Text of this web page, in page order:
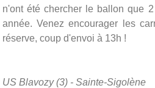
n'ont été chercher le ballon que
année. Venez encourager les
réserve, coup d'envoi à 13h !
US Blavozy (3) - Sainte-Sigolène